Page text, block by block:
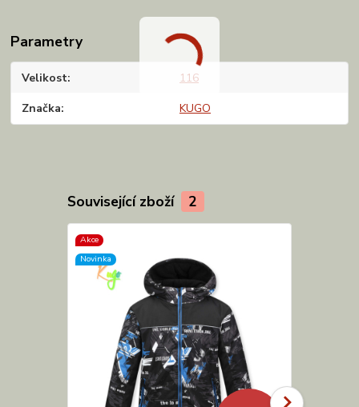
Parametry
Velikost 116
Značka KUGO
Související zboží 2
Akce
Novinka